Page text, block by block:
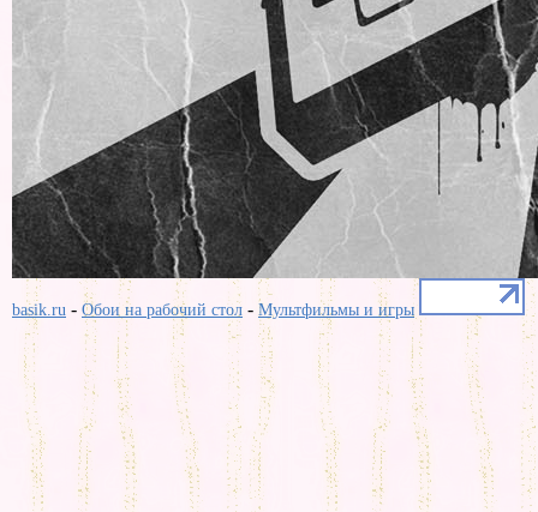
basik.ru - Обои на рабочий стол - Мультфильмы и игры